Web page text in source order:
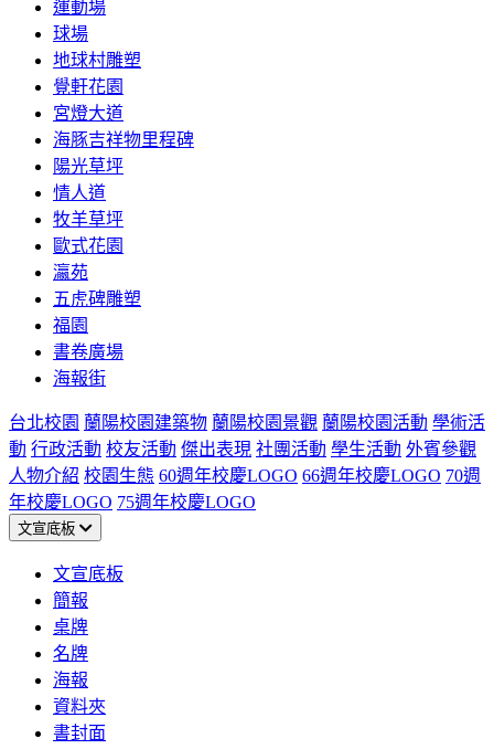
運動場
球場
地球村雕塑
覺軒花園
宮燈大道
海豚吉祥物里程碑
陽光草坪
情人道
牧羊草坪
歐式花園
瀛苑
五虎碑雕塑
福園
書卷廣場
海報街
台北校園 蘭陽校園建築物 蘭陽校園景觀 蘭陽校園活動 學術活
動 行政活動 校友活動 傑出表現 社團活動 學生活動 外賓參觀
人物介紹 校園生態 60週年校慶LOGO 66週年校慶LOGO 70週
年校慶LOGO 75週年校慶LOGO
文宣底板
文宣底板
簡報
桌牌
名牌
海報
資料夾
書封面